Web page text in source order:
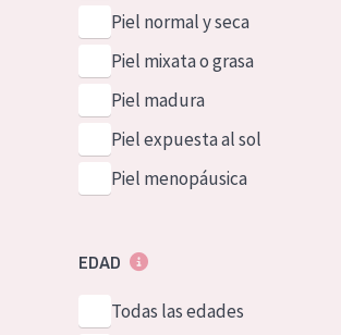
Piel normal y seca
Piel mixata o grasa
Piel madura
Piel expuesta al sol
Piel menopáusica
EDAD
Todas las edades